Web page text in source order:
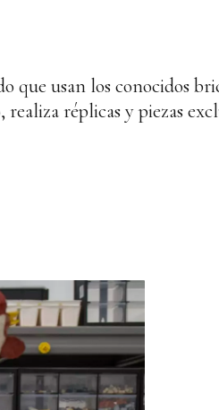
que usan los conocidos
réplicas y piezas